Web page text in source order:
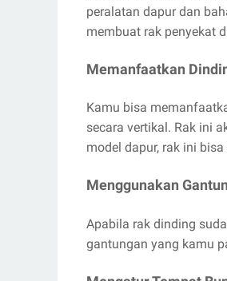
peralatan dapur dan
membuat rak penyekat
Memanfaatkan
Kamu bisa
secara vertikal. Rak ini
model dapur, rak ini
Menggunakan
Apabila rak dinding
gantungan yang kamu